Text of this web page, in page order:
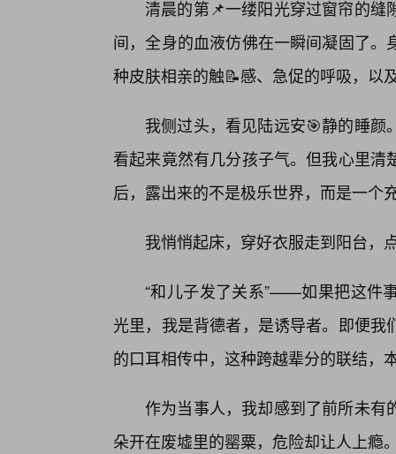
清晨的第📌一缕阳光穿过窗帘的
间，全身的血液仿佛在一瞬间凝固了
种皮肤相亲的触📝感、急促的呼吸，以
我侧过头，看见陆远安🎯静的睡
看起来竟然有几分孩子气。但我心里
后，露出来的不是极乐世界，而是一个
我悄悄起床，穿好衣服走到阳台，
“和儿子发了关系”——如果把这件
光里，我是背德者，是诱导者。即便
的口耳相传中，这种跨越辈分的联结，
作为当事人，我却感到了前所未有
朵开在废墟里的罂粟，危险却让人上瘾